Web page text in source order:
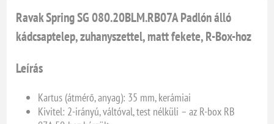
Ravak Spring SG 080.20BLM.RB07A Padlón álló
kádcsaptelep, zuhanyszettel, matt fekete, R-Box-hoz
Leírás
Kartus (átmérő, anyag): 35 mm, kerámiai
Kivitel: 2-irányú, váltóval, test nélküli – az R-box RB